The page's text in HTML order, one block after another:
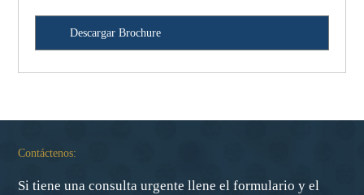
Descargar Brochure
Contáctenos:
Si tiene una consulta urgente llene el formulario y el